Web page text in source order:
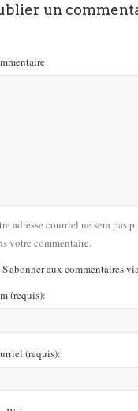
un
adresse courriel ne sera pas
votre commentaire.
S'abonner aux commentaires
(requis):
(requis):